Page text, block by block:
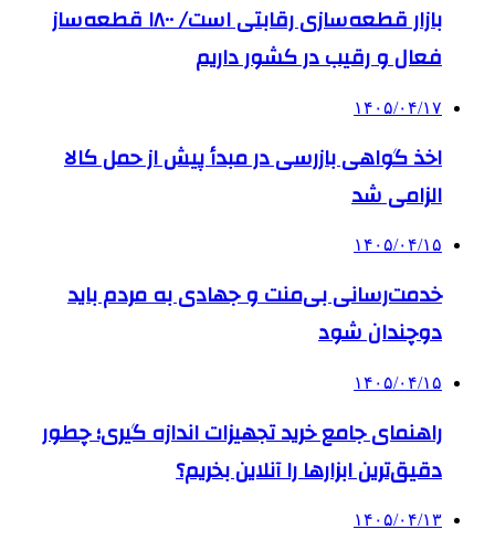
بازار قطعه‌سازی رقابتی است/ ۱۸۰۰ قطعه‌ساز
فعال و رقیب در کشور داریم
۱۴۰۵/۰۴/۱۷
اخذ گواهی بازرسی در مبدأ پیش از حمل کالا
الزامی شد
۱۴۰۵/۰۴/۱۵
خدمت‌رسانی بی‌منت و جهادی به مردم باید
دوچندان شود
۱۴۰۵/۰۴/۱۵
راهنمای جامع خرید تجهیزات اندازه گیری؛ چطور
دقیق‌ترین ابزارها را آنلاین بخریم؟
۱۴۰۵/۰۴/۱۳